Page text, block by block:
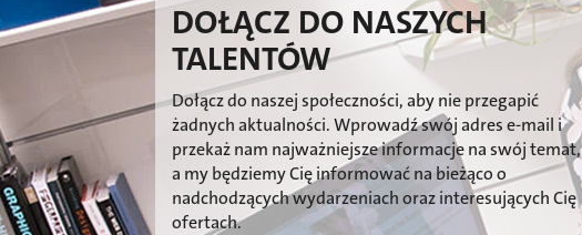
DOŁĄCZ DO NASZYCH
TALENTÓW
Dołącz do naszej społeczności, aby nie przegapić
żadnych aktualności. Wprowadź swój adres e-mail i
przekaż nam najważniejsze informacje na swój temat,
a my będziemy Cię informować na bieżąco o
nadchodzących wydarzeniach oraz interesujących Cię
ofertach.